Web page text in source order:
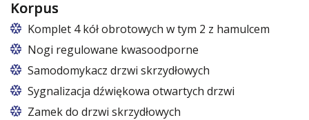
Korpus
Komplet 4 kół obrotowych w tym 2 z hamulcem
Nogi regulowane kwasoodporne
Nogi z regulacją w zakresie 87 – 97 mm
Samodomykacz drzwi skrzydłowych
Sygnalizacja dźwiękowa otwartych drzwi
Zamek do drzwi skrzydłowych